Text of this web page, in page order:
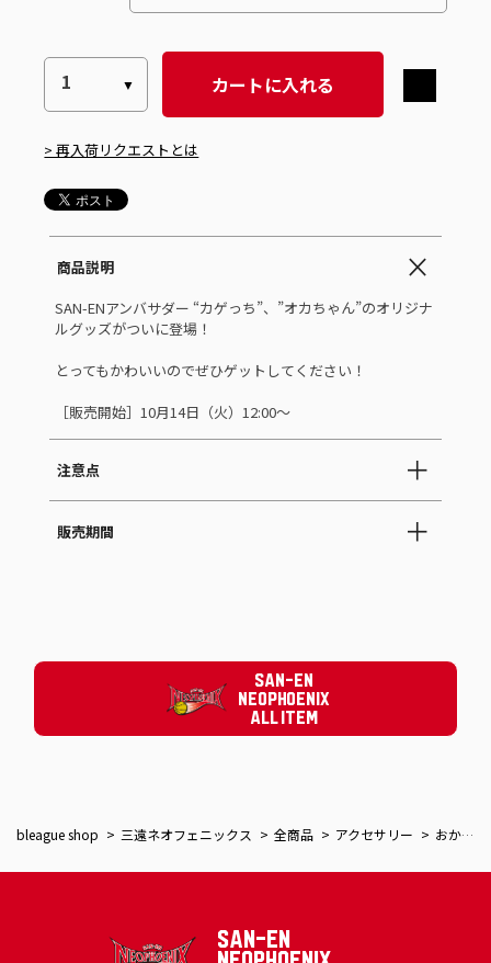
カートに入れる
> 再入荷リクエストとは
商品説明
SAN-ENアンバサダー “カゲっち”、”オカちゃん”のオリジナ
ルグッズがついに登場！
とってもかわいいのでぜひゲットしてください！
［販売開始］10月14日（火）12:00～
注意点
販売期間
SAN-EN
NEOPHOENIX
ALL ITEM
bleague shop 三遠ネオフェニックス 全商品 アクセサリー おかげさまキーホルダー
SAN-EN